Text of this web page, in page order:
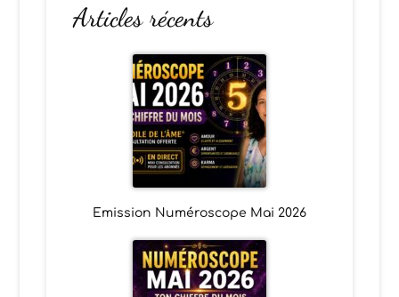
Articles récents
Emission Numéroscope Mai 2026